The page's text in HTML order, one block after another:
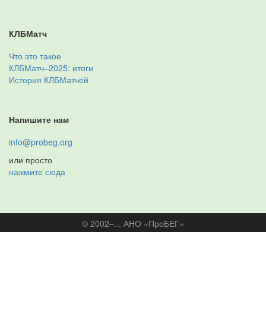
КЛБМатч
Что это такое
КЛБМатч–2025: итоги
История КЛБМатчей
Напишите нам
info@probeg.org
или просто
нажмите сюда
© 2002–... АНО «ПроБЕГ»